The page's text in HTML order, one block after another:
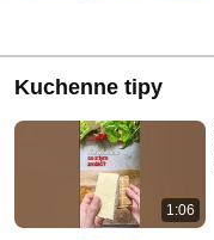
Kuchenne tipy
1:06